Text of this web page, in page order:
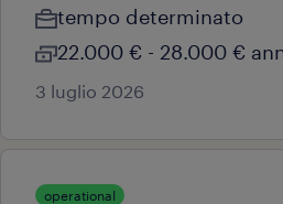
tempo determinato
22.000 € - 28.000 €
3 luglio 2026
operational